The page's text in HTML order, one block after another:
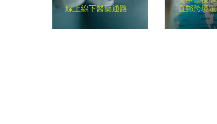
線上線下醫藥通路 直郵跨境